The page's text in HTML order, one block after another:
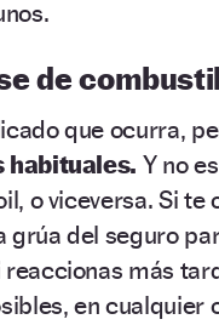
de
que ocurra,
habituales. Y no
o viceversa. Si
grúa del seguro
más
en cualquier